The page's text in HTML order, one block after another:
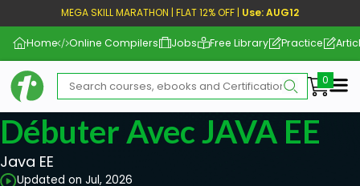
MEGA SKILL MARATHON | FLAT 12% OFF | Use: AUG12
Home Online Compilers Jobs Free Library Practice
Débuter Avec JAVA EE
Java EE
Updated on Jul, 2026